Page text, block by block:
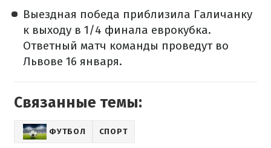
Выездная победа приблизила Галичанку
к выходу в 1/4 финала еврокубка.
Ответный матч команды проведут во
Львове 16 января.
Связанные темы:
ФУТБОЛ СПОРТ